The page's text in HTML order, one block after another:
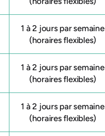
1 à 2 jours par semaine
(horaires flexibles)
1 à 2 jours par semaine
(horaires flexibles)
1 à 2 jours par semaine
(horaires flexibles)